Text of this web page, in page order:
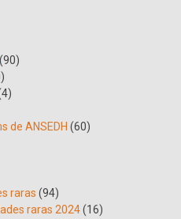
(90)
de ANSEDH (60)
raras (94)
raras 2024(16)